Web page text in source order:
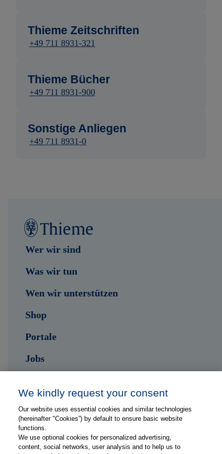
Thieme Zeitschriften
+49 711 8931-321
Thieme Bücher
+49 711 8931-900
Sonstige Anliegen
+49 711 8931-0
Wer wir sind
Was wir tun
Wen wir unterstützen
Shop
Portale
Jobs
Folge uns auf ...
We kindly request your consent
Our website uses essential cookies and similar technologies
(hereinafter "Cookies”) by default to ensure basic website
functions.
We use optional cookies for personalized advertising,
content, social networks, user analysis and to help us to